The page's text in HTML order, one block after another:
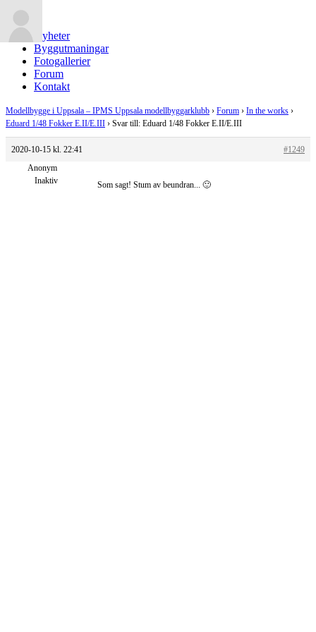
Nyheter
Byggutmaningar
Fotogallerier
Forum
Kontakt
Modellbygge i Uppsala – IPMS Uppsala modellbyggarklubb › Forum › In the works ›
Eduard 1/48 Fokker E.II/E.III › Svar till: Eduard 1/48 Fokker E.II/E.III
2020-10-15 kl. 22:41
#1249
Anonym
Inaktiv
Som sagt! Stum av beundran... 🙂